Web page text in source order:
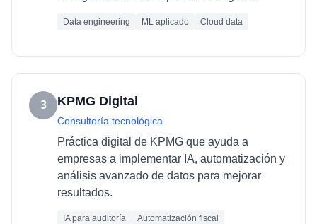
Data engineering ML aplicado Cloud data
3 KPMG Digital
Consultoría tecnológica
Práctica digital de KPMG que ayuda a
empresas a implementar IA, automatización y
análisis avanzado de datos para mejorar
resultados.
IA para auditoría
Automatización fiscal